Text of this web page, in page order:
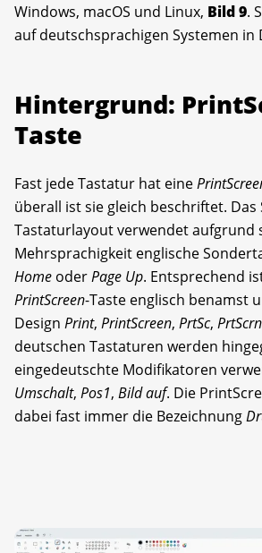
Windows, macOS und Linux, Bild9.
auf deutschsprachigen Systemen in
Hintergrund:
Taste
Fast jede Tastatur hat eine
überall ist sie gleich beschriftet. Das
Tastaturlayout verwendet aufgrund
Mehrsprachigkeit englische
Home oderPage Up. Entsprechend
PrintScreen-Taste englisch benamst
Design Print, PrintScreen, PrtSc, PrtScrn
deutschen Tastaturen werden
eingedeutschte Modifikatoren
Umschalt, Pos1, Bild auf. Die
dabei fast immer die Bezeichnung